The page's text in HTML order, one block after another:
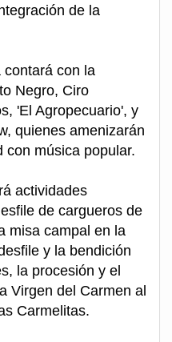
de la
contará con la
Negro, Ciro
'El Agropecuario', y
quienes amenizarán
con música popular.
actividades
de cargueros de
misa campal en la
y la bendición
la procesión y el
Virgen del Carmen al
Carmelitas.